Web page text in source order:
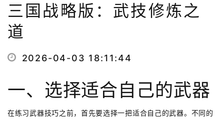
三国战略版：武技修炼之
道
2026-04-03 18:11:44
一、选择适合自己的武器
在练习武器技巧之前，首先要选择一把适合自己的武器。不同的